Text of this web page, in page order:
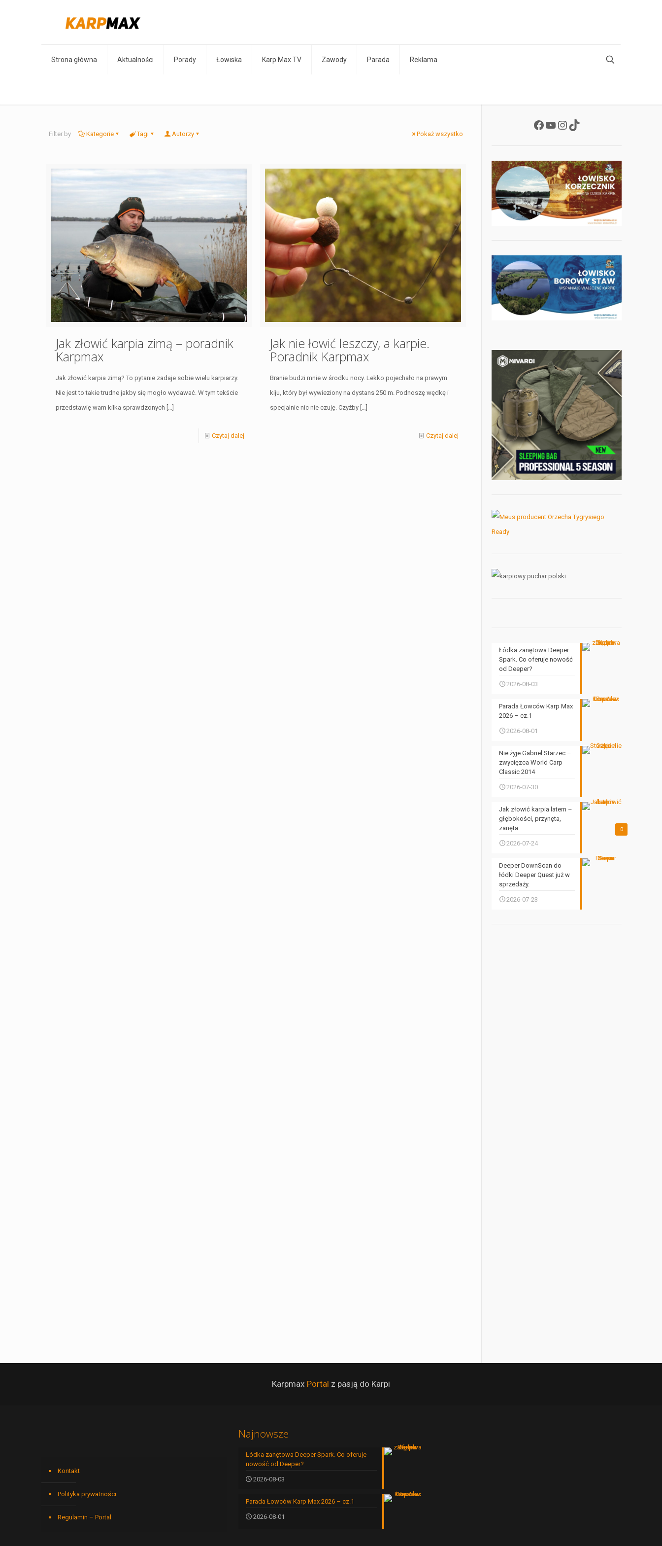
Strona główna Aktualności Porady Łowiska Karp Max TV Zawody Parada Reklama
Filter by Kategorie Tagi Autorzy Pokaż wszystko
Jak złowić karpia zimą – poradnik
Karpmax
Jak złowić karpia zimą? To pytanie zadaje sobie wielu karpiarzy.
Nie jest to takie trudne jakby się mogło wydawać. W tym tekście
przedstawię wam kilka sprawdzonych
Czytaj dalej
Jak nie łowić leszczy, a karpie.
Poradnik Karpmax
Branie budzi mnie w środku nocy. Lekko pojechało na prawym
kiju, który był wywieziony na dystans 250 m. Podnoszę wędkę i
specjalnie nic nie czuję. Czyżby
Czytaj dalej
Facebook
YouTube
Instagram
TikTok
Łódka zanętowa Deeper
Spark. Co oferuje nowość
od Deeper?
2026-08-03
Parada Łowców Karp Max
2026 – cz.1
2026-08-01
Nie żyje Gabriel Starzec –
zwycięzca World Carp
Classic 2014
2026-07-30
0
Jak złowić karpia latem –
głębokości, przynęta,
zanęta
2026-07-24
Deeper DownScan do
łódki Deeper Quest już w
sprzedaży.
2026-07-23
Karpmax Portal z pasją do Karpi
Kontakt
Polityka prywatności
Regulamin – Portal
Najnowsze
Łódka zanętowa Deeper Spark. Co oferuje
nowość od Deeper?
2026-08-03
Parada Łowców Karp Max 2026 – cz.1
2026-08-01